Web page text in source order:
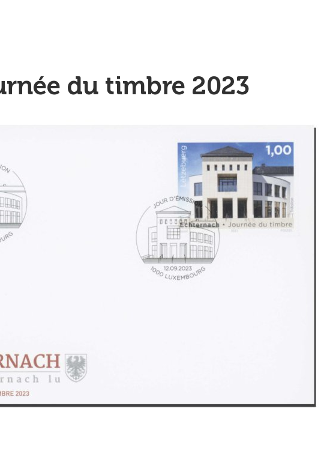
du timbre 2023